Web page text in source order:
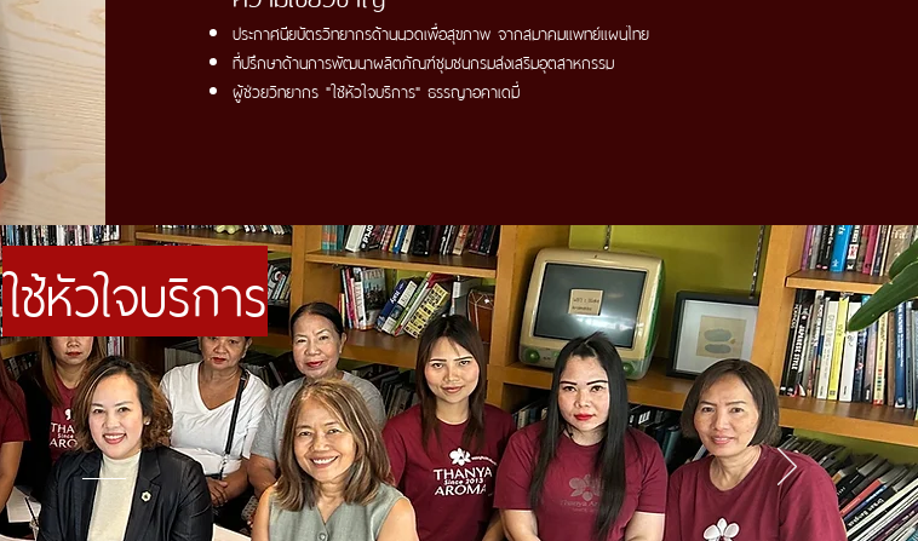
ประกาศนียบัตรวิทยากรด้านนวดเพื่อสุขภาพ จากสมาคมแพทย์แผนไทย
ที่ปรึกษาด้านการพัฒนาผลิตภัณฑ์ชุมชนกรมส่งเสริมอุตสาหกรรม
ผู้ช่วยวิทยากร "ใช้หัวใจบริการ" ธรรญาอคาเดมี่
ใช้หัวใจบริการ